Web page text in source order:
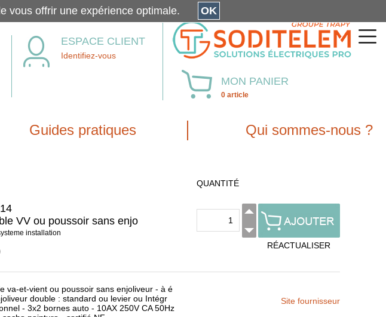
ESPACE CLIENT
Identifiez-vous
MON PANIER
0 article
Guides pratiques Qui sommes-nous ?
VV ou poussoir sans enjo
installation
QUANTITÉ
RÉACTUALISER
va-et-vient ou poussoir sans enjoliveur - à é
double : standard ou levier ou Intégr
- 3x2 bornes auto - 10AX 250V CA 50Hz
Site fournisseur
vous offrir une expérience optimale. OK